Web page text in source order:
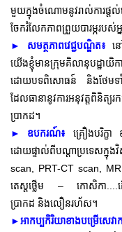
មួយក្នុងចំណោមនូវរាល់ការផ្តល់
ចែករំលែកភាពព្រួយបារម្ភរបស់
► សមត្ថភាពវេជ្ជបណ្ឌិត៖ ន
យើងខ្ញុំមានក្រុមគិលានុបដ្ឋាយិ
ដោយបទពិសោធន៍ និងថែមទាំងម
ដែលធានានូវការអនុវត្តពិនិត្
ប្រាកដ។
► ឧបករណ៍៖ គ្រឿងបរិក្ខា
ដោយផ្ទាល់ពីបណ្តាប្រទេសក្
scan, PRT-CT scan, MRI ក
តេស្តថ្លើម – កោសិកា....ដើម្
ប្រាកដ និងលឿនរហ័ស។
► អាកប្បកិរិយាខាងបម្រើសេវា